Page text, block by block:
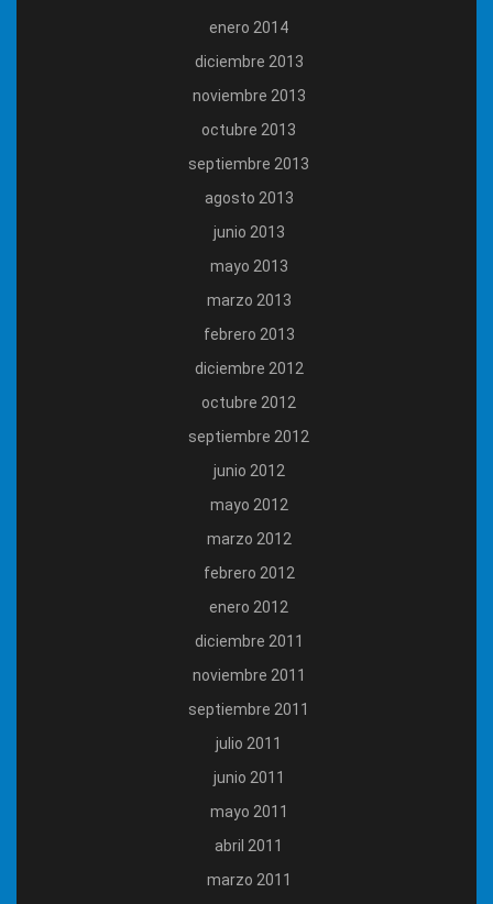
enero 2014
diciembre 2013
noviembre 2013
octubre 2013
septiembre 2013
agosto 2013
junio 2013
mayo 2013
marzo 2013
febrero 2013
diciembre 2012
octubre 2012
septiembre 2012
junio 2012
mayo 2012
marzo 2012
febrero 2012
enero 2012
diciembre 2011
noviembre 2011
septiembre 2011
julio 2011
junio 2011
mayo 2011
abril 2011
marzo 2011